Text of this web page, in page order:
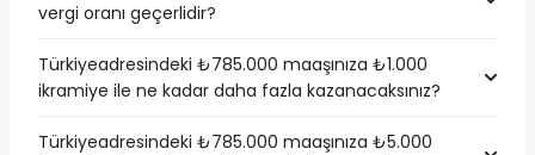
vergi oranı geçerlidir?
Türkiyeadresindeki ₺785.000 maaşınıza ₺1.000
ikramiye ile ne kadar daha fazla kazanacaksınız?
Türkiyeadresindeki ₺785.000 maaşınıza ₺5.000